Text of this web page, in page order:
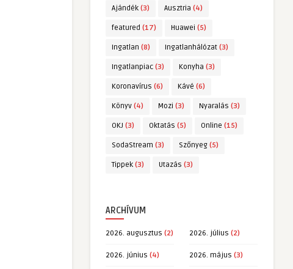
Ajándék (3) Ausztria (4)
featured (17) Huawei (5)
Ingatlan (8) Ingatlanhálózat (3)
Ingatlanpiac (3) Konyha (3)
Koronavírus (6) Kávé (6)
Könyv (4) Mozi (3) Nyaralás (3)
OKJ (3) Oktatás (5) Online (15)
SodaStream (3) Szőnyeg (5)
Tippek (3) Utazás (3)
ARCHÍVUM
2026. augusztus (2) 2026. július (2)
2026. június (4) 2026. május (3)